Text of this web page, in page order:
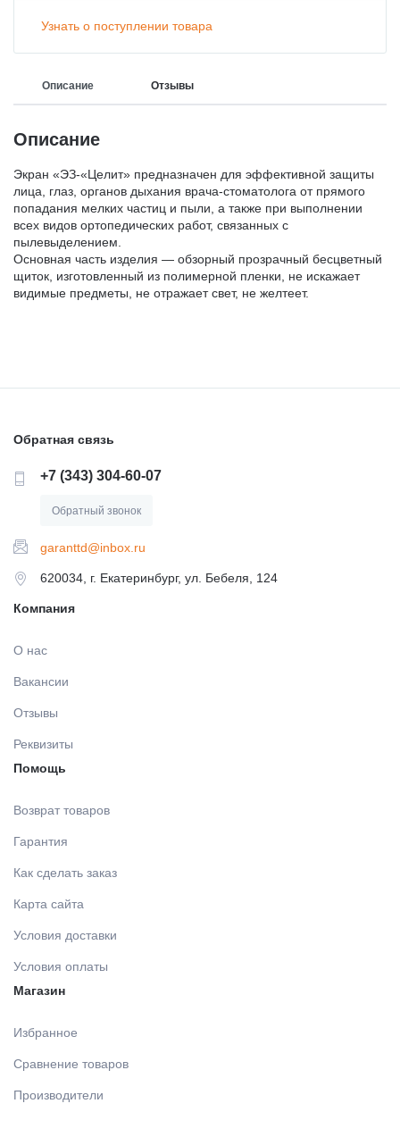
Узнать о поступлении товара
Описание Отзывы
Описание
Экран «ЭЗ-«Целит» предназначен для эффективной защиты
лица, глаз, органов дыхания врача-стоматолога от прямого
попадания мелких частиц и пыли, а также при выполнении
всех видов ортопедических работ, связанных с
пылевыделением.
Основная часть изделия — обзорный прозрачный бесцветный
щиток, изготовленный из полимерной пленки, не искажает
видимые предметы, не отражает свет, не желтеет.
Обратная связь
+7 (343) 304-60-07
Обратный звонок
garanttd@inbox.ru
620034, г. Екатеринбург, ул. Бебеля, 124
Компания
О нас
Вакансии
Отзывы
Реквизиты
Помощь
Возврат товаров
Гарантия
Как сделать заказ
Карта сайта
Условия доставки
Условия оплаты
Магазин
Избранное
Сравнение товаров
Производители